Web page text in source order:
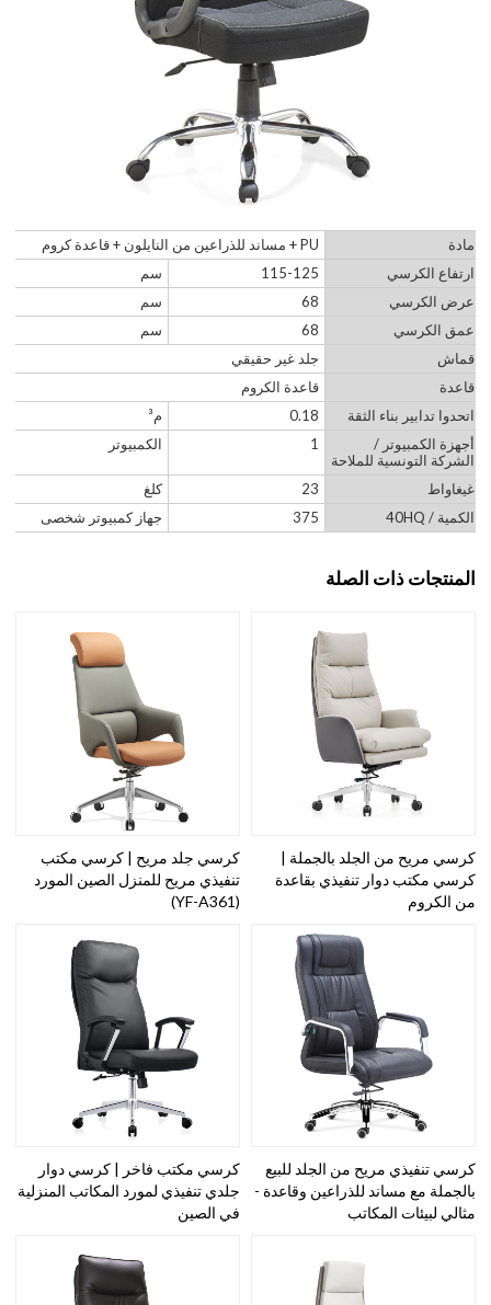
مادة
PU + مساند للذراعين من النايلون + قاعدة كروم
ارتفاع الكرسي
115-125
سم
عرض الكرسي
68
سم
عمق الكرسي
68
سم
قماش
جلد غير حقيقي
قاعدة
قاعدة الكروم
اتحدوا تدابير بناء الثقة
0.18
م³
أجهزة الكمبيوتر /
الشركة التونسية للملاحة
1 الكمبيوتر
غيغاواط 23
كلغ
الكمية / 40HQ
375 جهاز كمبيوتر شخصى
المنتجات ذات الصلة
كرسي مريح من الجلد بالجملة |
كرسي مكتب دوار تنفيذي بقاعدة
من الكروم
كرسي جلد مريح | كرسي مكتب
تنفيذي مريح للمنزل الصين المورد
(YF-A361)
كرسي تنفيذي مريح من الجلد للبيع
بالجملة مع مساند للذراعين وقاعدة -
مثالي لبيئات المكاتب
كرسي مكتب فاخر | كرسي دوار
جلدي تنفيذي لمورد المكاتب المنزلية
في الصين